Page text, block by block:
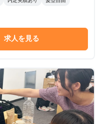
求人を見る